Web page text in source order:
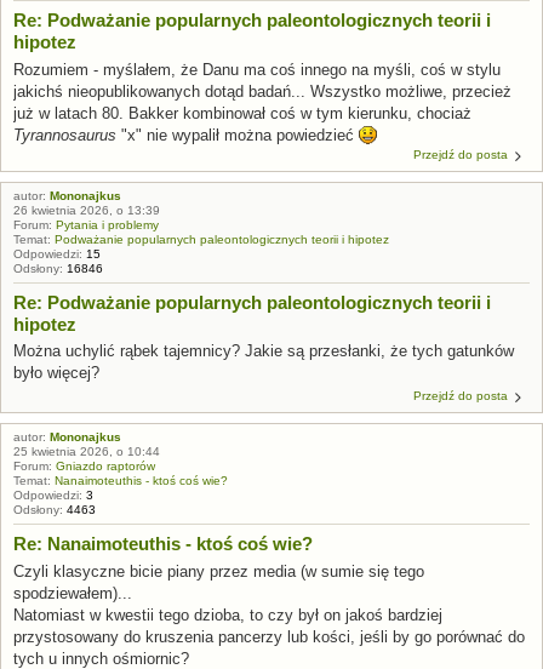
Re: Podważanie popularnych paleontologicznych teorii i
hipotez
Rozumiem - myślałem, że Danu ma coś innego na myśli, coś w stylu
jakichś nieopublikowanych dotąd badań... Wszystko możliwe, przecież
już w latach 80. Bakker kombinował coś w tym kierunku, chociaż
Tyrannosaurus "x" nie wypalił można powiedzieć
Przejdź do posta
autor: Mononajkus
26 kwietnia 2026, o 13:39
Forum: Pytania i problemy
Temat: Podważanie popularnych paleontologicznych teorii i hipotez
Odpowiedzi: 15
Odsłony: 16846
Re: Podważanie popularnych paleontologicznych teorii i
hipotez
Można uchylić rąbek tajemnicy? Jakie są przesłanki, że tych gatunków
było więcej?
Przejdź do posta
autor: Mononajkus
25 kwietnia 2026, o 10:44
Forum: Gniazdo raptorów
Temat: Nanaimoteuthis - ktoś coś wie?
Odpowiedzi: 3
Odsłony: 4463
Re: Nanaimoteuthis - ktoś coś wie?
Czyli klasyczne bicie piany przez media (w sumie się tego
spodziewałem)...
Natomiast w kwestii tego dzioba, to czy był on jakoś bardziej
przystosowany do kruszenia pancerzy lub kości, jeśli by go porównać do
tych u innych ośmiornic?